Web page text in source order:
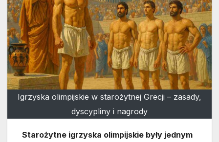
Igrzyska olimpijskie w starożytnej Grecji – zasady,
dyscypliny i nagrody
Starożytne igrzyska olimpijskie były jednym